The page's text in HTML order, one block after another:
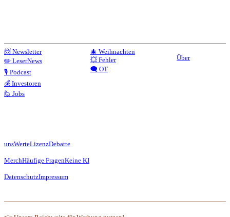
📨 Newsletter
✏️ LeserNews
🎙️ Podcast
💰 Investoren
🙋 Jobs
🎄 Weihnachten
💥 Fehler
🗨️ OT
Über
unsWerteLizenzDebatte
MerchHäufige FragenKeine KI
DatenschutzImpressum